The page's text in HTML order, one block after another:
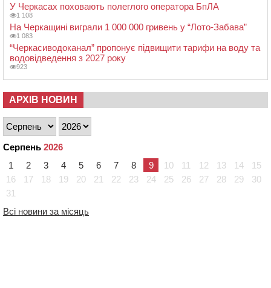
У Черкасах поховають полеглого оператора БпЛА
1 108
На Черкащині виграли 1 000 000 гривень у “Лото-Забава”
1 083
“Черкасиводоканал” пропонує підвищити тарифи на воду та
водовідведення з 2027 року
923
АРХІВ НОВИН
Серпень 2026
1
2 3 4 5 6 7 8 9 10 11 12 13 14
15
16
17 18 19 20 21 22 23 24 25 26 27 28 29
30
31
Всі новини за місяць